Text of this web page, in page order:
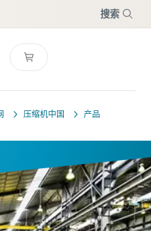
搜索
压缩机中国 产品